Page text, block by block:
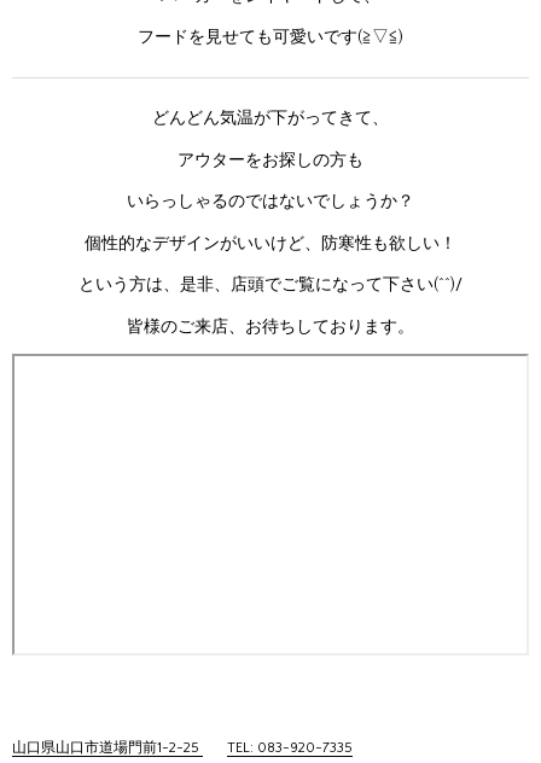
フードを見せても可愛いです(≧▽≦)
どんどん気温が下がってきて、
アウターをお探しの方も
いらっしゃるのではないでしょうか？
個性的なデザインがいいけど、防寒性も欲しい！
という方は、是非、店頭でご覧になって下さい(^^)/
皆様のご来店、お待ちしております。
山口県山口市道場門前1-2-25 TEL: 083-920-7335